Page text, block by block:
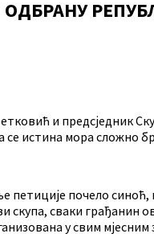
и предсједник
се истина мора сложно
петиције почело
сваки грађанин
у свим мјесним